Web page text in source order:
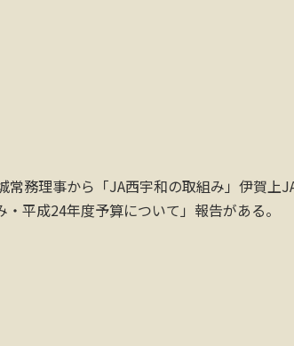
常務理事から「JA西宇和の取組み」伊賀上
平成24年度予算について」報告がある。